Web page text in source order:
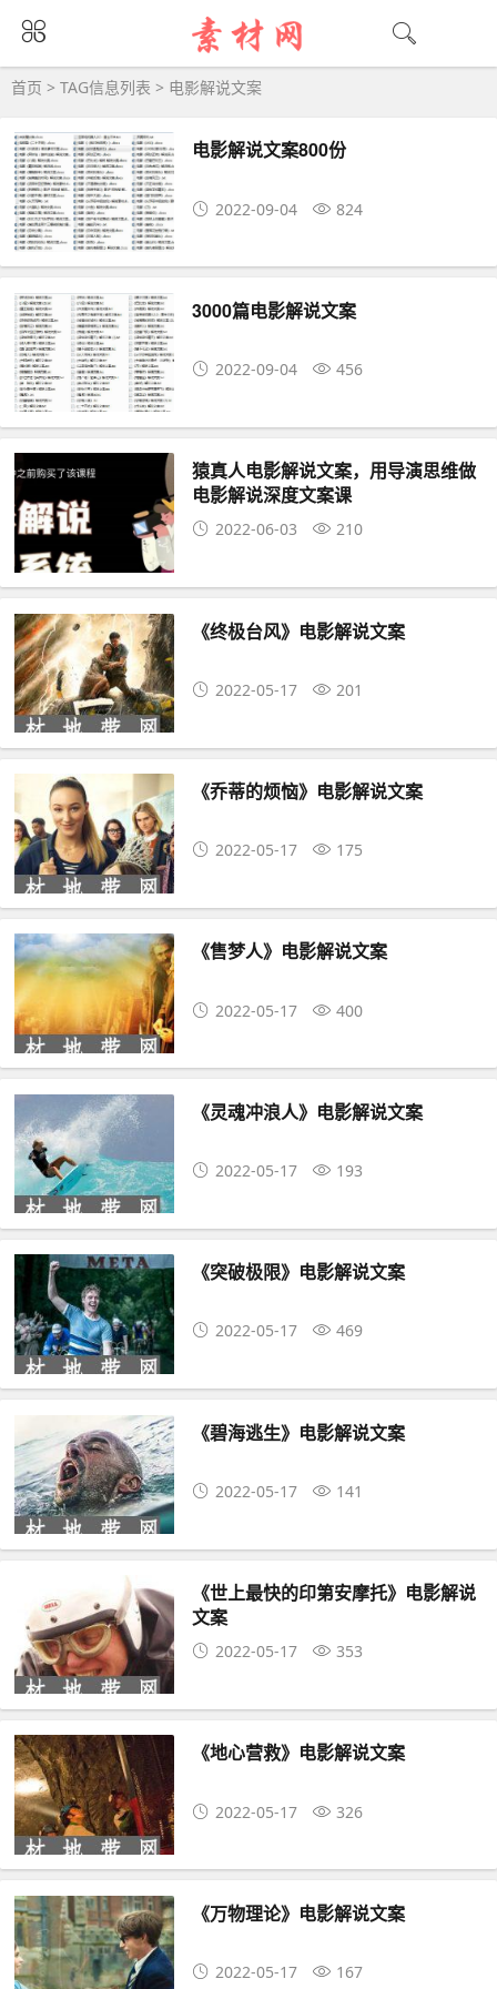
电影解说文案大全 - 电影解说文案相关资源
首页 > TAG信息列表 > 电影解说文案
电影解说文案800份
2022-09-04 824
3000篇电影解说文案
2022-09-04 456
猿真人电影解说文案，用导演思维做
电影解说深度文案课
2022-06-03 210
《终极台风》电影解说文案
2022-05-17 201
《乔蒂的烦恼》电影解说文案
2022-05-17 175
《售梦人》电影解说文案
2022-05-17 400
《灵魂冲浪人》电影解说文案
2022-05-17 193
《突破极限》电影解说文案
2022-05-17 469
《碧海逃生》电影解说文案
2022-05-17 141
《世上最快的印第安摩托》电影解说
文案
2022-05-17 353
《地心营救》电影解说文案
2022-05-17 326
《万物理论》电影解说文案
2022-05-17 167